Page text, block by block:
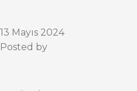
13 Mayıs 2024
Posted by